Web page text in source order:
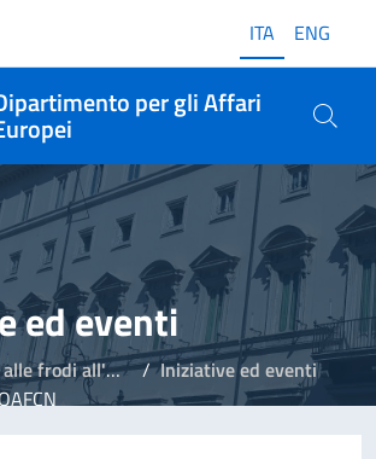
ITA ENG
per gli Affari
ed eventi
all'Unione Europea
Iniziative ed eventi